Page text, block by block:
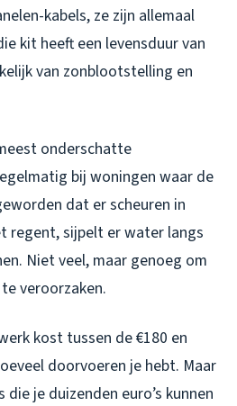
kabels, ze zijn allemaal
kit heeft een levensduur van
van zonblootstelling en
onderschatte
bij woningen waar de
dat er scheuren in
regent, sijpelt er water langs
Niet veel, maar genoeg om
veroorzaken.
kost tussen de €180 en
doorvoeren je hebt. Maar
je duizenden euro’s kunnen